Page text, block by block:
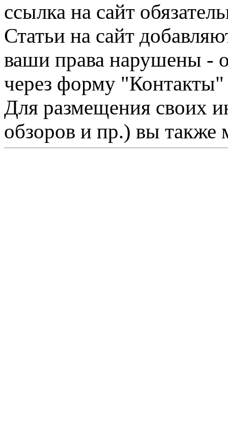
ссылка на сайт
Статьи на сайт
ваши права нарушены -
через форму "Контакты"
Для размещения своих
обзоров и пр.) вы также